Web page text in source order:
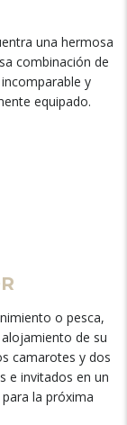
una hermosa
combinación de
y
equipado.
o pesca,
de su
camarotes y dos
e invitados en un
la próxima